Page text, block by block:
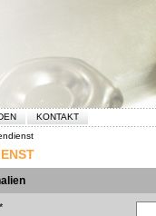
KONTAKT